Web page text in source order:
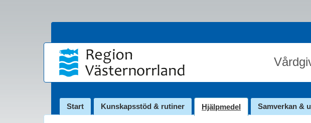
Start Kunskapsstöd & rutiner Hjälpmedel Samverkan &